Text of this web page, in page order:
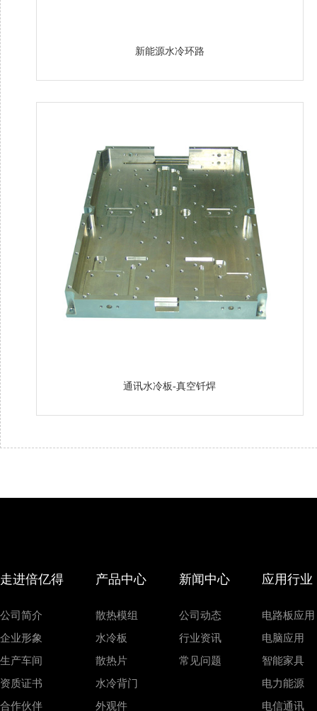
新能源水冷环路
通讯水冷板-真空钎焊
走进倍亿得
公司简介
企业形象
生产车间
资质证书
合作伙伴
产品中心
散热模组
水冷板
散热片
水冷背门
外观件
新闻中心
公司动态
行业资讯
常见问题
应用行业
电路板应用
电脑应用
智能家具
电力能源
电信通讯